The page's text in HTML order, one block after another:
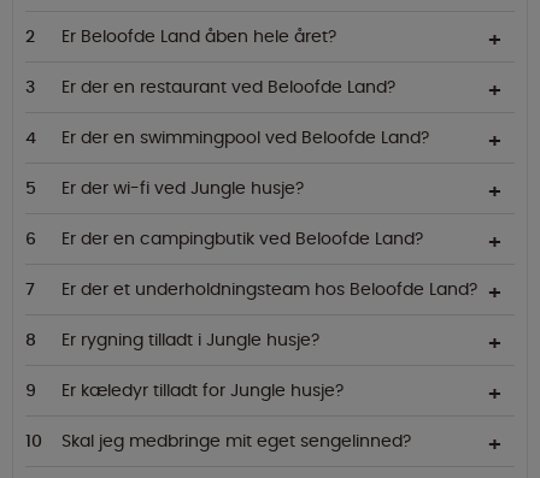
Er Beloofde Land åben hele året?
Er der en restaurant ved Beloofde Land?
Er der en swimmingpool ved Beloofde Land?
Er der wi-fi ved Jungle husje?
Er der en campingbutik ved Beloofde Land?
Er der et underholdningsteam hos Beloofde Land?
Er rygning tilladt i Jungle husje?
Er kæledyr tilladt for Jungle husje?
Skal jeg medbringe mit eget sengelinned?